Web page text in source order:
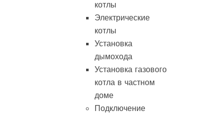
котлы
Электрические
котлы
Установка
дымохода
Установка газового
котла в частном
доме
Подключение